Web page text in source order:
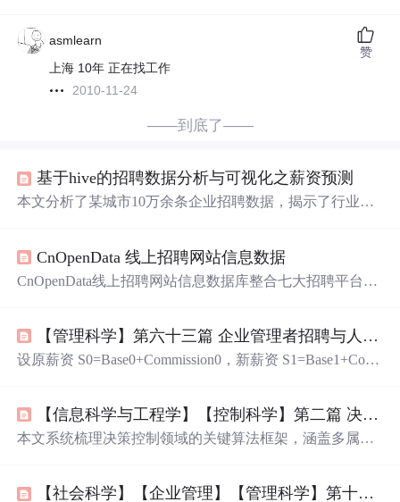
asmlearn
上海 10年 正在找工作
2010-11-24
赞
——到底了——
基于hive的招聘数据分析与可视化之薪资预测
本文分析了某城市10万余条企业招聘数据，揭示了行业、
CnOpenData 线上招聘网站信息数据
CnOpenData线上招聘网站信息数据库整合七大招聘平台数
小企业就业研究。数据具多源性、长时序、高频更新与文
本挖掘潜力，广泛应用于劳动经济学、教育政策与企业HR
【管理科学】第六十三篇 企业管理者招聘与人才博弈战略03 如何更换总裁/副总裁/其他高管、董事、监事
设原薪资 S0​=Base0​+Commission0​，新薪资 S1​=Base1​+Com
率 CR=Ractual​/R3year​。设轮岗区域 Regioni​，对赌目标 Tar
geti​（如营收增长30%），实际完成 Actuali​，完成率 CRi​=A
【信息科学与工程学】【控制科学】第二篇 决策控制与决策科学01
本文系统梳理决策控制领域的关键算法框架，涵盖多属性
hapley值协同分配、波特五力竞争分析、动态优化、风险【社会科学】【企业管理】【管理科学】第十九篇 售前解决方案岗位的心术和心思心计和谋略01